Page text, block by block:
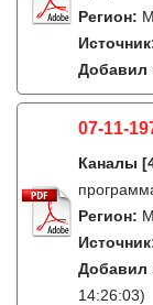
Регион:
Добавил
07-11-
Каналы
Регион:
Добавил
14:26:03)